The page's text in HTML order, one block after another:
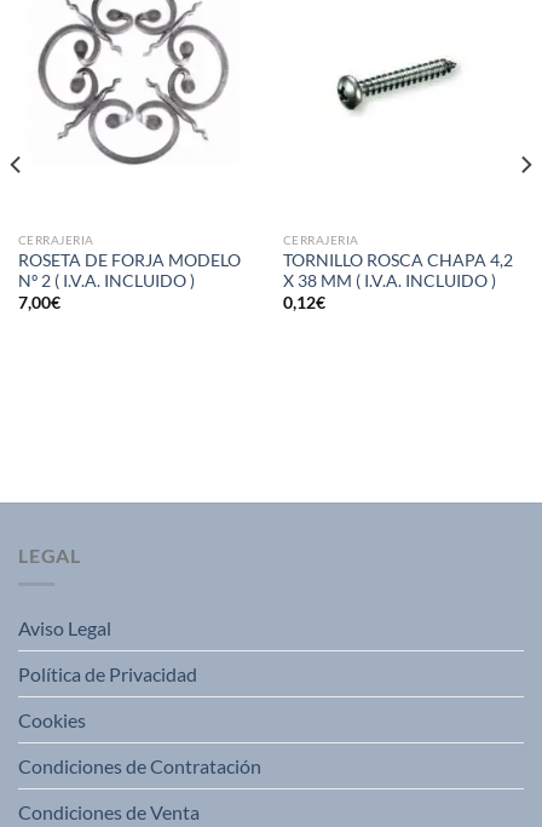
lista de
deseos
CERRAJERIA
ROSETA DE FORJA MODELO
Nº 2 ( I.V.A. INCLUIDO )
7,00€
CERRAJERIA
TORNILLO ROSCA CHAPA 4,2
X 38 MM ( I.V.A. INCLUIDO )
0,12€
LEGAL
Aviso Legal
Política de Privacidad
Cookies
Condiciones de Contratación
Condiciones de Venta